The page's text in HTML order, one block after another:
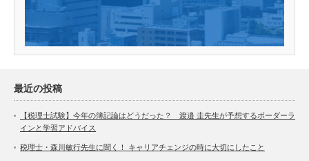
最近の投稿
【税理士試験】今年の簿記論はどうだった？ 渡邉 圭先生が予想するボーダーラ
インと学習アドバイス
税理士・森川敏行先生に聞く！ キャリアチェンジの時に大切にしたこと